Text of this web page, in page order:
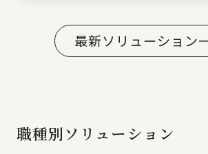
最新ソリューション
職種別ソリューション